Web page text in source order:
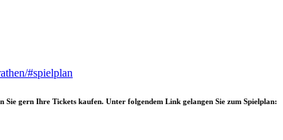
#spielplan
gern Ihre Tickets kaufen. Unter folgendem Link gelangen Sie zum Spielplan: